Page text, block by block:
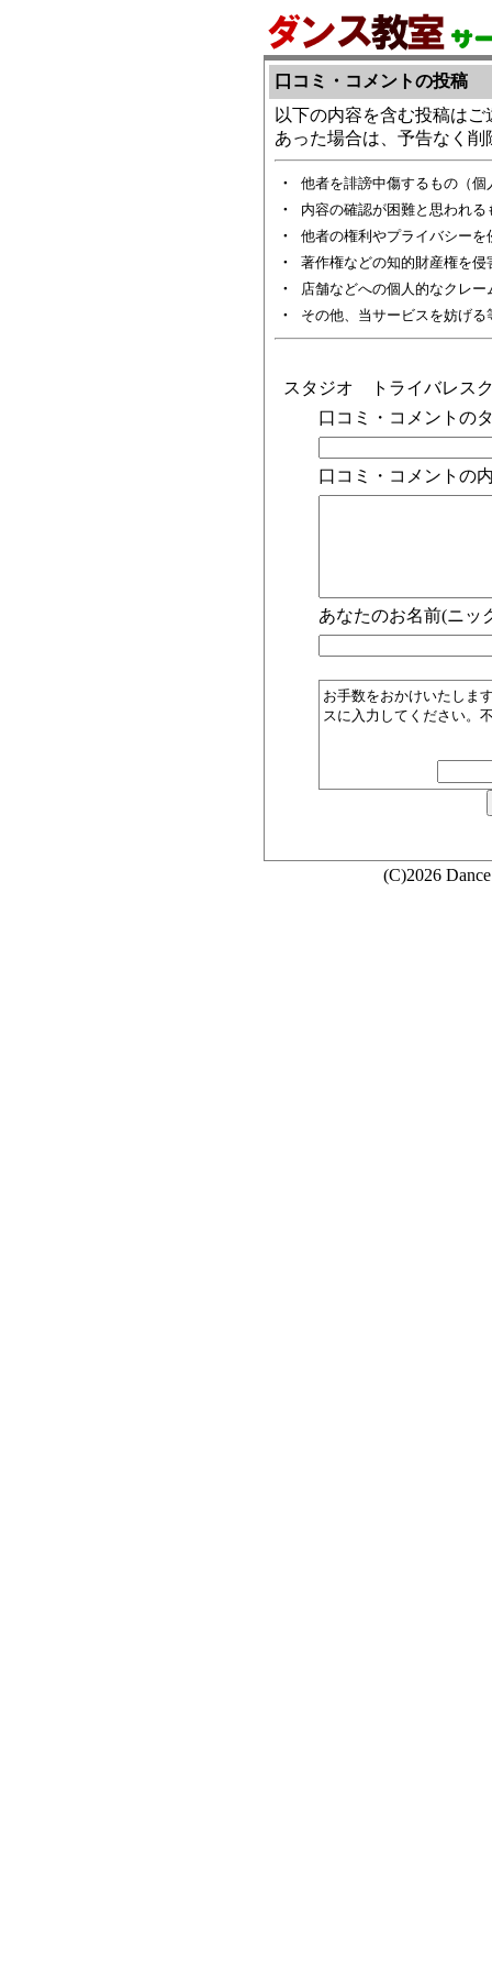
口コミ・コメントの投稿
以下の内容を含む投稿は
あった場合は、予告なく削
・
他者を誹謗中傷するもの（
・
内容の確認が困難と思われ
・
他者の権利やプライバシーを
・
著作権などの知的財産権を侵
・
店舗などへの個人的なクレ
・
その他、当サービスを妨げ
スタジオ トライバレス
口コミ・コメントの
口コミ・コメントの
あなたのお名前(ニッ
お手数をおかけいたしま
スに入力してください。
(C)2026